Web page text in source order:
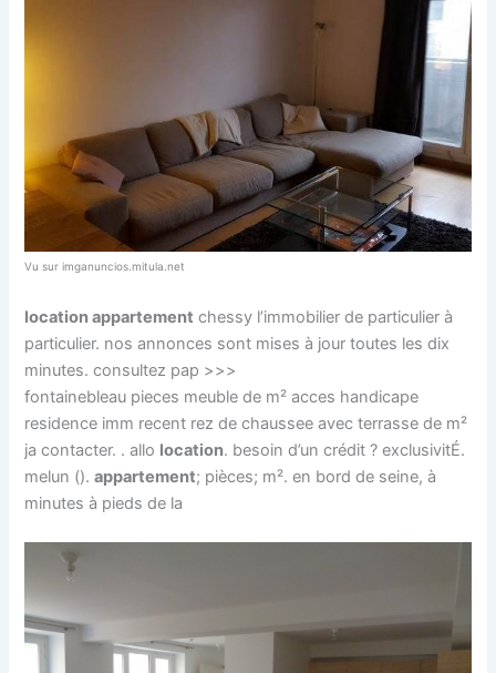
Vu sur imganuncios.mitula.net
location appartement chessy l’immobilier de particulier à
particulier. nos annonces sont mises à jour toutes les dix
minutes. consultez pap >>>
fontainebleau pieces meuble de m² acces handicape
residence imm recent rez de chaussee avec terrasse de m²
ja contacter. . allo location. besoin d’un crédit ? exclusivitÉ.
melun ().appartement; pièces; m². en bord de seine, à
minutes à pieds de la